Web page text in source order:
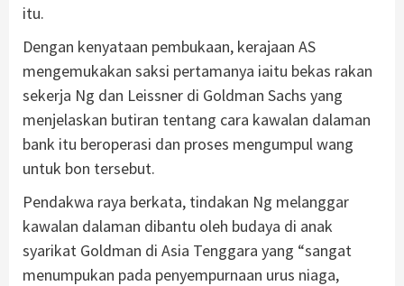
itu.
Dengan kenyataan pembukaan, kerajaan AS
mengemukakan saksi pertamanya iaitu bekas rakan
sekerja Ng dan Leissner di Goldman Sachs yang
menjelaskan butiran tentang cara kawalan dalaman
bank itu beroperasi dan proses mengumpul wang
untuk bon tersebut.
Pendakwa raya berkata, tindakan Ng melanggar
kawalan dalaman dibantu oleh budaya di anak
syarikat Goldman di Asia Tenggara yang “sangat
menumpukan pada penyempurnaan urus niaga,